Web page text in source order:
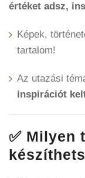
értéket adsz,
Képek,
tartalom!
Az utazási
inspirációt
✅ Milyen